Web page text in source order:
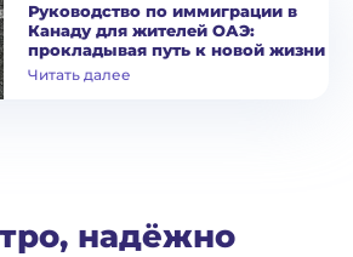
Руководство по иммиграции в
Канаду для жителей ОАЭ:
прокладывая путь к новой жизни
Читать далее
надёжно